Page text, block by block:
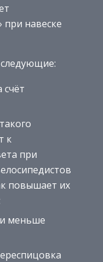
при навеске
счёт
к
при
повышает их
меньше